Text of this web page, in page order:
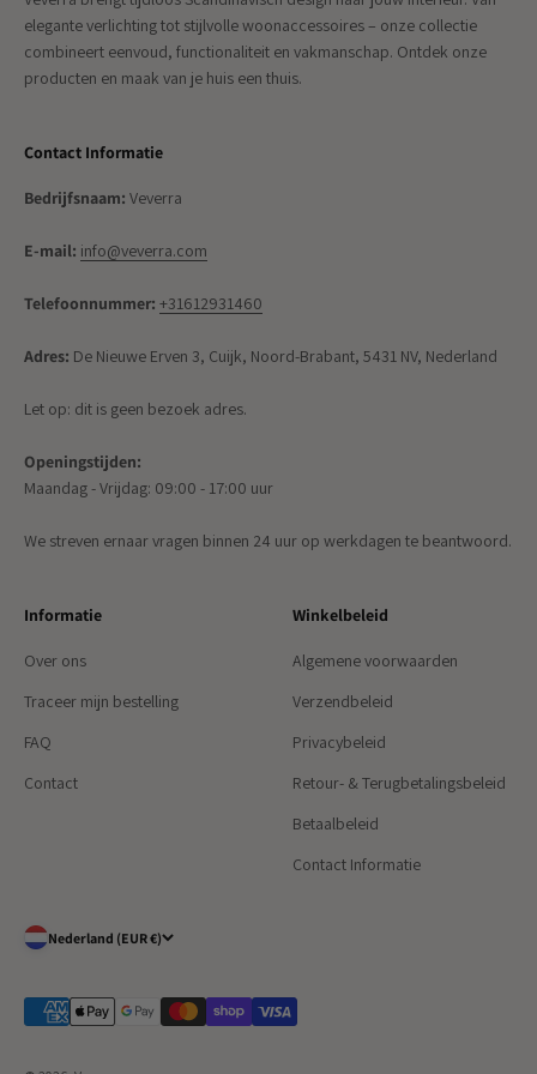
elegante verlichting tot stijlvolle woonaccessoires – onze collectie
combineert eenvoud, functionaliteit en vakmanschap. Ontdek onze
producten en maak van je huis een thuis.
Contact Informatie
Bedrijfsnaam: Veverra
E-mail: info@veverra.com
Telefoonnummer: +31612931460
Adres: De Nieuwe Erven 3, Cuijk, Noord-Brabant, 5431 NV, Nederland
Let op: dit is geen bezoek adres.
Openingstijden:
Maandag - Vrijdag: 09:00 - 17:00 uur
We streven ernaar vragen binnen 24 uur op werkdagen te beantwoord.
Informatie
Over ons
Traceer mijn bestelling
FAQ
Contact
Winkelbeleid
Algemene voorwaarden
Verzendbeleid
Privacybeleid
Retour- & Terugbetalingsbeleid
Betaalbeleid
Contact Informatie
Nederland (EUR €)